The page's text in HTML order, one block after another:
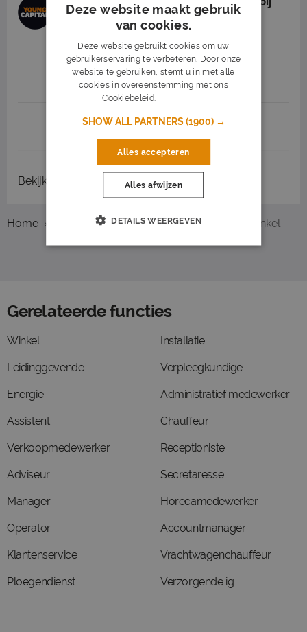
IKEA Duiven
15,25
8 - 16 uur
Middelbare school - WO
1 2 3 Volgende >
Bekijk recent gesloten vacatures
Home Overzicht vacatures Doetinchem Winkel
Gerelateerde functies
Winkel
Leidinggevende
Energie
Assistent
Verkoopmedewerker
Adviseur
Manager
Operator
Klantenservice
Ploegendienst
Installatie
Verpleegkundige
Administratief medewerker
Chauffeur
Receptioniste
Secretaresse
Horecamedewerker
Accountmanager
Vrachtwagenchauffeur
Verzorgende ig
Deze website maakt gebruik
van cookies.
Deze website gebruikt cookies om uw
gebruikerservaring te verbeteren. Door onze
website te gebruiken, stemt u in met alle
cookies in overeenstemming met ons
Cookiebeleid.
SHOW ALL PARTNERS(1900) →
Alles accepteren
Alles afwijzen
DETAILS WEERGEVEN